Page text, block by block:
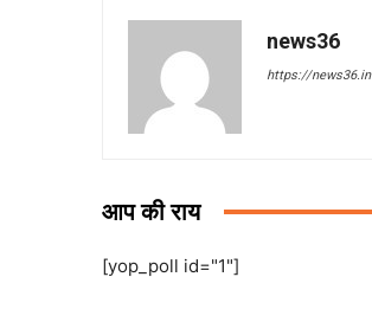
news36
https://news36.in
आप की राय
[yop_poll id="1"]